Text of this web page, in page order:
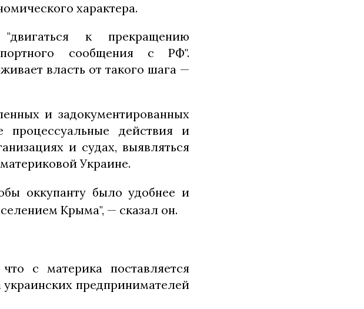
характера.
к прекращению
сообщения с РФ".
власть от такого шага —
и задокументированных
процессуальные действия и
и судах, выявляться
Украине.
оккупанту было удобнее и
Крыма", — сказал он.
с материка поставляется
украинских предпринимателей